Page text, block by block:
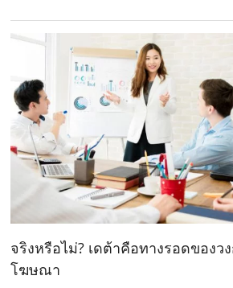
จริงหรือไม่? เดต้าคือทางรอดของว
โฆษณา